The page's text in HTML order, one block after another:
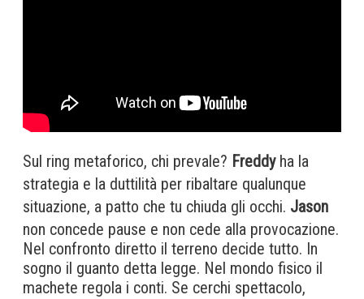
Sul ring metaforico, chi prevale? Freddyha la
strategia e la duttilità per ribaltare qualunque
situazione, a patto che tu chiuda gli occhi. Jason
non concede pause e non cede alla provocazione.
Nel confronto diretto il terreno decide tutto. In
sogno il guanto detta legge. Nel mondo fisico il
machete regola i conti. Se cerchi spettacolo,